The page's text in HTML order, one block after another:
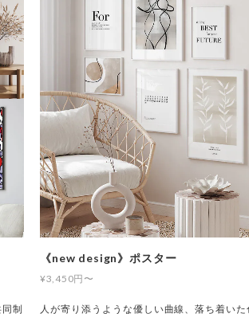
制
《new design》ポスター
¥3,450円〜
人が寄り添うような優しい曲線、落ち着い